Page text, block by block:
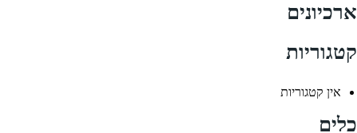
ארכיונים
קטגוריות
אין קטגוריות
כלים